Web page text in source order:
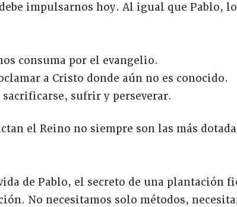
impulsarnos hoy. Al igual que Pablo,
consuma por el evangelio.
a Cristo donde aún no es conocido.
sufrir y perseverar.
el Reino no siempre son las más
de Pablo, el secreto de una plantación
No necesitamos solo métodos,